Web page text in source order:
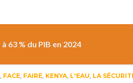
63 % du PIB en 2024
, FACE, FAIRE, KENYA, L'EAU, LA